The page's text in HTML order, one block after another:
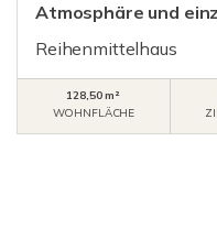
Atmosphäre und
Reihenmittelhaus
128,50 m²
WOHNFLÄCHE